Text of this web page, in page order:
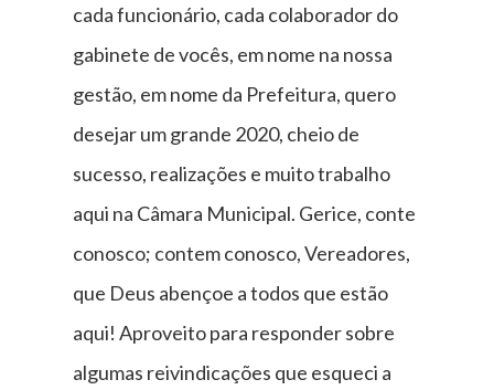
cada funcionário, cada colaborador do
gabinete de vocês, em nome na nossa
gestão, em nome da Prefeitura, quero
desejar um grande 2020, cheio de
sucesso, realizações e muito trabalho
aqui na Câmara Municipal. Gerice, conte
conosco; contem conosco, Vereadores,
que Deus abençoe a todos que estão
aqui! Aproveito para responder sobre
algumas reivindicações que esqueci a